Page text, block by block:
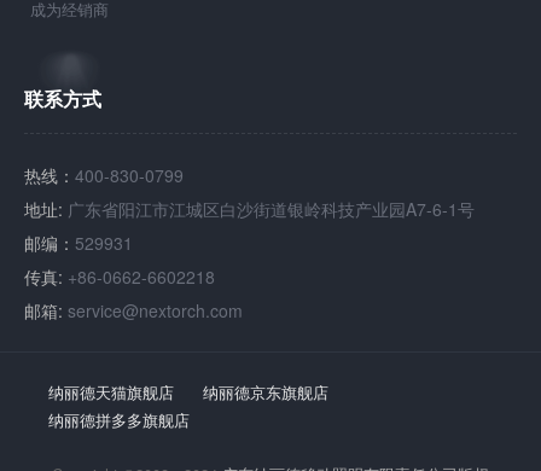
成为经销商
联系方式
热线： 400-830-0799
地址: 广东省阳江市江城区白沙街道银岭科技产业园A7-6-1号
邮编： 529931
传真: +86-0662-6602218
邮箱: service@nextorch.com
纳丽德天猫旗舰店
纳丽德京东旗舰店
纳丽德拼多多旗舰店